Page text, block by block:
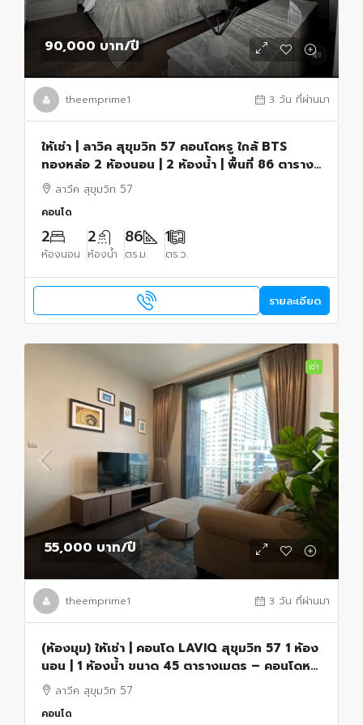
90,000 บาท/ปี
theemprime1 3 วัน ที่ผ่านมา
ให้เช่า | ลาวิค สุขุมวิท 57 คอนโดหรู ใกล้ BTS
ทองหล่อ 2 ห้องนอน | 2 ห้องน้ำ | พื้นที่ 86 ตาราง
เมตรลาวีค สุขุมวิท 57
คอนโด
2
ห้องนอน
2
ห้องน้ำ
86
ตร.ม.
1
ตร.ว.
รายละเอียด
เช่า
55,000 บาท/ปี
theemprime1 3 วัน ที่ผ่านมา
(ห้องมุม) ให้เช่า | คอนโด LAVIQ สุขุมวิท 57 1 ห้อง
นอน | 1 ห้องน้ำ ขนาด 45 ตารางเมตร – คอนโดหรู
ใกล้รถไฟฟ้า BTS ทองหล่อ
ลาวีค สุขุมวิท 57
คอนโด